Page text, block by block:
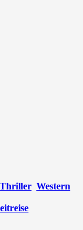
Thriller Western